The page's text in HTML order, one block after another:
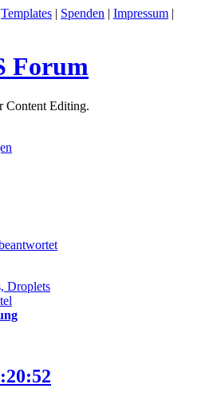
Templates | Spenden | Impressum |
Forum
Content Editing.
Droplets